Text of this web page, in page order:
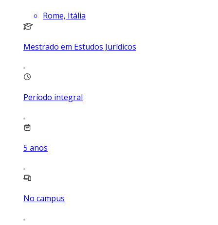
Rome, Itália
Mestrado em Estudos Jurídicos
Período integral
5 anos
No campus